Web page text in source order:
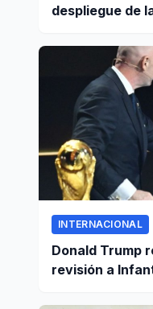
despliegue de
INTERNACIONAL
Donald Trump
revisión a